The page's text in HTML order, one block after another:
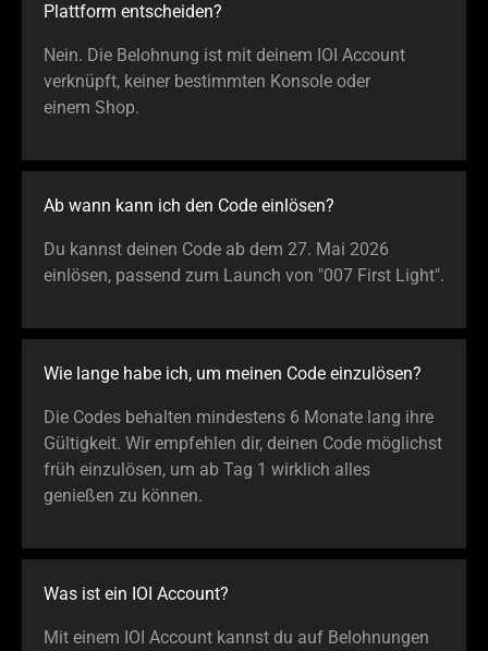
Plattform entscheiden?
Nein. Die Belohnung ist mit deinem IOI Account
verknüpft, keiner bestimmten Konsole oder
einem Shop.
Ab wann kann ich den Code einlösen?
Du kannst deinen Code ab dem 27. Mai 2026
einlösen, passend zum Launch von "007 First Light".
Wie lange habe ich, um meinen Code einzulösen?
Die Codes behalten mindestens 6 Monate lang ihre
Gültigkeit. Wir empfehlen dir, deinen Code möglichst
früh einzulösen, um ab Tag 1 wirklich alles
genießen zu können.
Was ist ein IOI Account?
Mit einem IOI Account kannst du auf Belohnungen